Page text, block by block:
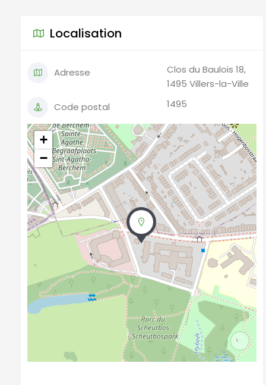
Localisation
Adresse
Clos du Baulois 18,
1495 Villers-la-Ville
Code postal
1495
+
−